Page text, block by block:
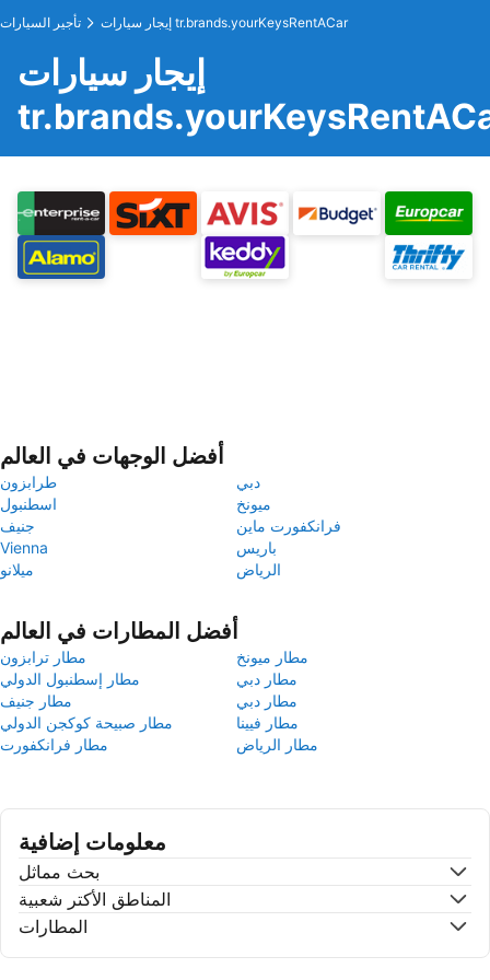
تأجير السيارات إيجار سيارات tr.brands.yourKeysRentACar
إيجار سيارات
أفضل الوجهات في العالم
طرابزون
دبي
اسطنبول
ميونخ
جنيف
فرانكفورت ماين
Vienna
باريس
ميلانو
الرياض
أفضل المطارات في العالم
مطار ترابزون
مطار ميونخ
مطار إسطنبول الدولي
مطار دبي
مطار جنيف
مطار دبي
مطار صبيحة كوكجن الدولي
مطار فيينا
مطار فرانكفورت
مطار الرياض
معلومات إضافية
بحث مماثل
المناطق الأكتر شعبية
المطارات